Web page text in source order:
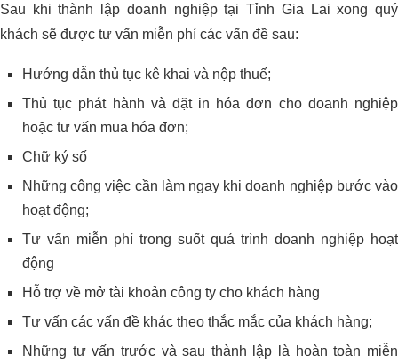
Sau khi thành lập doanh nghiệp tại Tỉnh Gia Lai xong quý
khách sẽ được tư vấn miễn phí các vấn đề sau:
Hướng dẫn thủ tục kê khai và nộp thuế;
Thủ tục phát hành và đặt in hóa đơn cho doanh nghiệp
hoặc tư vấn mua hóa đơn;
Chữ ký số
Những công việc cần làm ngay khi doanh nghiệp bước vào
hoạt động;
Tư vấn miễn phí trong suốt quá trình doanh nghiệp hoạt
động
Hỗ trợ về mở tài khoản công ty cho khách hàng
Tư vấn các vấn đề khác theo thắc mắc của khách hàng;
Những tư vấn trước và sau thành lập là hoàn toàn miễn